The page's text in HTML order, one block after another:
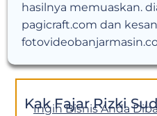
hasilnya memuaskan.
pagicraft.com dan
Kak Fajar Rizki
Ingin Bisnis Anda